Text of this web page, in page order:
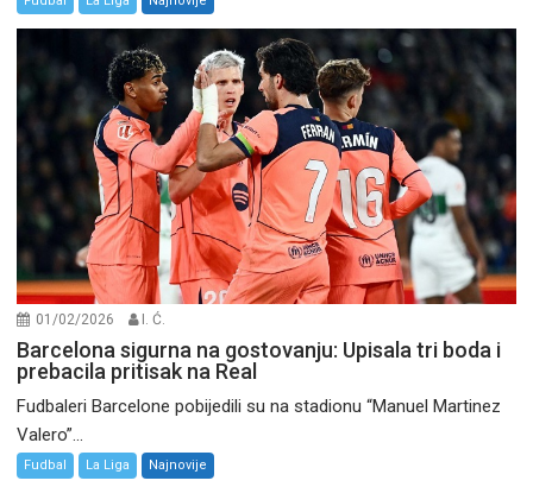
01/02/2026 I. Ć.
Barcelona sigurna na gostovanju: Upisala tri boda i
prebacila pritisak na Real
Fudbaleri Barcelone pobijedili su na stadionu “Manuel Martinez
Valero”...
Fudbal La Liga Najnovije